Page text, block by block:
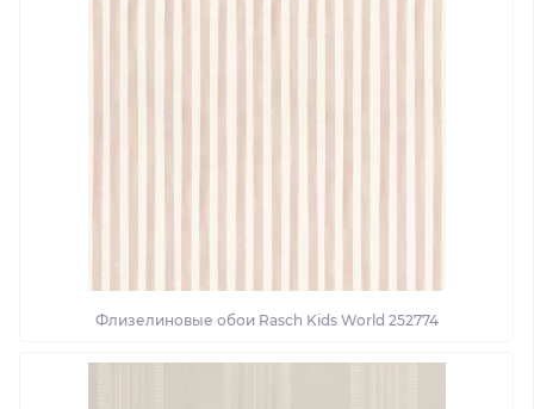
Флизелиновые обои Rasch Kids World 252774